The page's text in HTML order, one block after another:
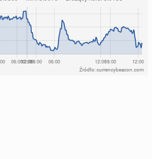
Źródło: currencybeacon.com